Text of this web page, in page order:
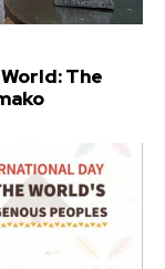
The